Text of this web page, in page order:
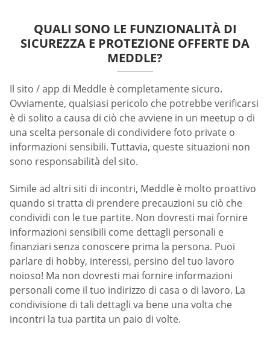
QUALI SONO LE FUNZIONALITÀ DI
SICUREZZA E PROTEZIONE OFFERTE DA
MEDDLE?
Il sito / app di Meddle è completamente sicuro.
Ovviamente, qualsiasi pericolo che potrebbe verificarsi
è di solito a causa di ciò che avviene in un meetup o di
una scelta personale di condividere foto private o
informazioni sensibili. Tuttavia, queste situazioni non
sono responsabilità del sito.
Simile ad altri siti di incontri, Meddle è molto proattivo
quando si tratta di prendere precauzioni su ciò che
condividi con le tue partite. Non dovresti mai fornire
informazioni sensibili come dettagli personali e
finanziari senza conoscere prima la persona. Puoi
parlare di hobby, interessi, persino del tuo lavoro
noioso! Ma non dovresti mai fornire informazioni
personali come il tuo indirizzo di casa o di lavoro. La
condivisione di tali dettagli va bene una volta che
incontri la tua partita un paio di volte.